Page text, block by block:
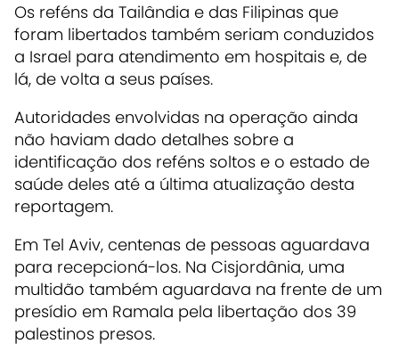
Os reféns da Tailândia e das Filipinas que
foram libertados também seriam conduzidos
a Israel para atendimento em hospitais e, de
lá, de volta a seus países.
Autoridades envolvidas na operação ainda
não haviam dado detalhes sobre a
identificação dos reféns soltos e o estado de
saúde deles até a última atualização desta
reportagem.
Em Tel Aviv, centenas de pessoas aguardava
para recepcioná-los. Na Cisjordânia, uma
multidão também aguardava na frente de um
presídio em Ramala pela libertação dos 39
palestinos presos.